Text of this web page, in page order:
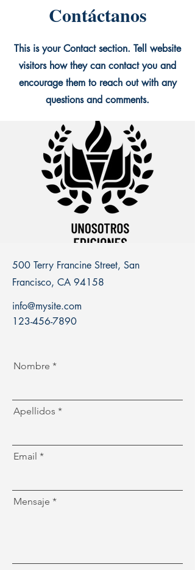
Contáctanos
This is your Contact section. Tell website
visitors how they can contact you and
encourage them to reach out with any
questions and comments.
500 Terry Francine Street, San
Francisco, CA 94158
info@mysite.com
123-456-7890
Nombre
Apellidos
Email
Mensaje